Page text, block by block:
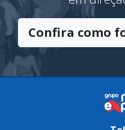
em
Confira como